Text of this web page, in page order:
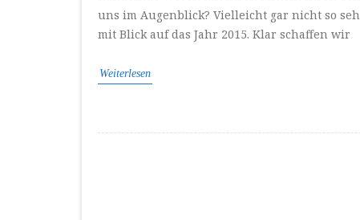
uns im Augenblick? Vielleicht gar nicht so
mit Blick auf das Jahr 2015. Klar schaffen wir
Weiterlesen